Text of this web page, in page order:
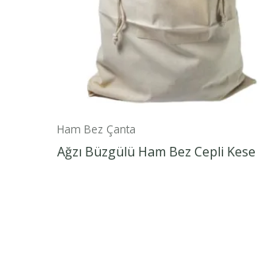
Ham Bez Çanta
Ağzı Büzgülü Ham Bez Cepli Kese